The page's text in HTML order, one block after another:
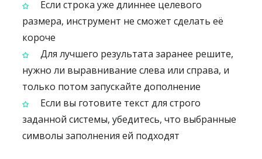
Если строка уже длиннее целевого
размера, инструмент не сможет сделать её
короче
Для лучшего результата заранее решите,
нужно ли выравнивание слева или справа, и
только потом запускайте дополнение
Если вы готовите текст для строго
заданной системы, убедитесь, что выбранные
символы заполнения ей подходят